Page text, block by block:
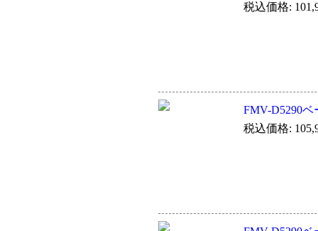
税込価格:
FMV-D5290ベ
税込価格: